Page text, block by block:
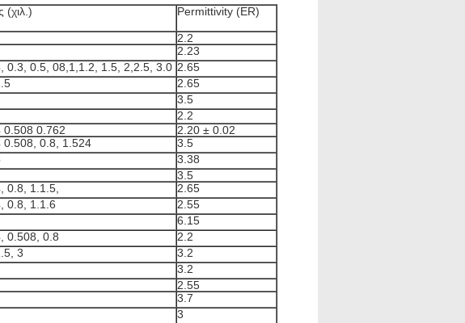
(χιλ.) Permittivity (ER)
2.2
2.23
0.3, 0.5, 08,1,1.2, 1.5, 2,2.5, 3.0 2.65
2.65
3.5
2.2
0.508 0.762
2.20 ± 0.02
0.508, 0.8, 1.524
3.5
3.38
3.5
0.8, 1.1.5,
2.65
0.8, 1.1.6
2.55
6.15
0.508, 0.8
2.2
3
3.2
3.2
2.55
3.7
3